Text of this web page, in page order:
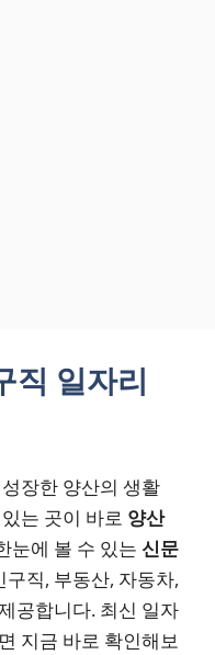
직 일자리
장한 양산의 생활
는 곳이 바로 양산
눈에 볼 수 있는 신문
직, 부동산, 자동차,
공합니다. 최신 일자
지금 바로 확인해보